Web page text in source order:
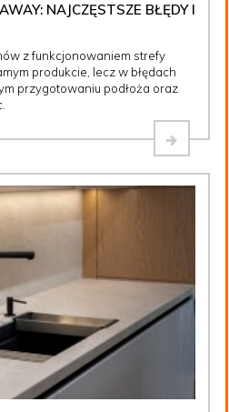
NAJCZĘSTSZE BŁĘDY I
z funkcjonowaniem strefy
produkcie, lecz w błędach
przygotowaniu podłoża oraz